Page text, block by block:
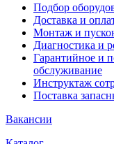
Подбор
Доставка и
Монтаж и
Диагностика и
Гарантийное и
обслуживание
Инструктаж
Поставка
Вакансии